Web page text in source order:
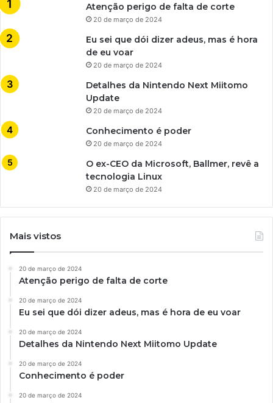
Atenção perigo de falta de corte
20 de março de 2024
Eu sei que dói dizer adeus, mas é hora
de eu voar
20 de março de 2024
Detalhes da Nintendo Next Miitomo
Update
20 de março de 2024
Conhecimento é poder
20 de março de 2024
O ex-CEO da Microsoft, Ballmer, revê a
tecnologia Linux
20 de março de 2024
Mais vistos
20 de março de 2024
Atenção perigo de falta de corte
20 de março de 2024
Eu sei que dói dizer adeus, mas é hora de eu voar
20 de março de 2024
Detalhes da Nintendo Next Miitomo Update
20 de março de 2024
Conhecimento é poder
20 de março de 2024